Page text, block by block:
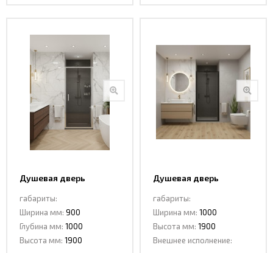
Душевая дверь
габариты:
Ширина мм: 900
Глубина мм: 1000
Высота мм: 1900
Душевая дверь
BLACK
габариты:
Ширина мм: 1000
Высота мм: 1900
Внешнее исполнение: